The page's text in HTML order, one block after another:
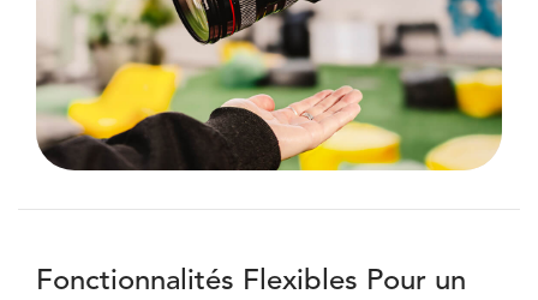
Fonctionnalités Flexibles Pour un